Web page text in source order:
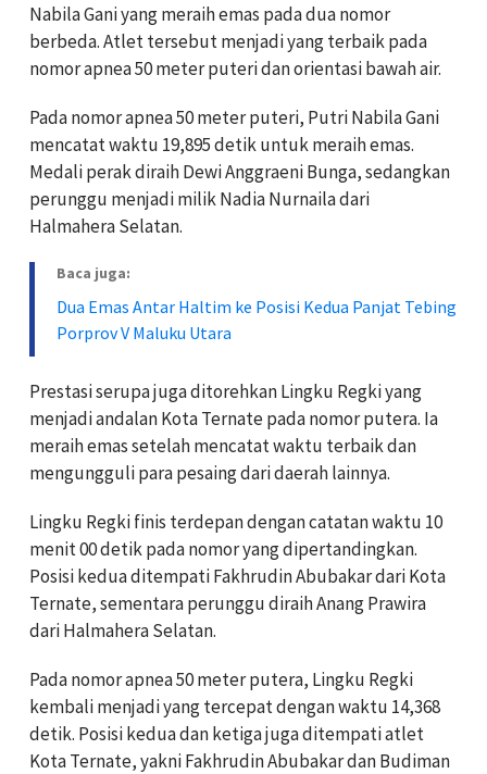
Nabila Gani yang meraih emas pada dua nomor
berbeda. Atlet tersebut menjadi yang terbaik pada
nomor apnea 50 meter puteri dan orientasi bawah air.
Pada nomor apnea 50 meter puteri, Putri Nabila Gani
mencatat waktu 19,895 detik untuk meraih emas.
Medali perak diraih Dewi Anggraeni Bunga, sedangkan
perunggu menjadi milik Nadia Nurnaila dari
Halmahera Selatan.
Baca juga:
Dua Emas Antar Haltim ke Posisi Kedua Panjat Tebing
Porprov V Maluku Utara
Prestasi serupa juga ditorehkan Lingku Regki yang
menjadi andalan Kota Ternate pada nomor putera. Ia
meraih emas setelah mencatat waktu terbaik dan
mengungguli para pesaing dari daerah lainnya.
Lingku Regki finis terdepan dengan catatan waktu 10
menit 00 detik pada nomor yang dipertandingkan.
Posisi kedua ditempati Fakhrudin Abubakar dari Kota
Ternate, sementara perunggu diraih Anang Prawira
dari Halmahera Selatan.
Pada nomor apnea 50 meter putera, Lingku Regki
kembali menjadi yang tercepat dengan waktu 14,368
detik. Posisi kedua dan ketiga juga ditempati atlet
Kota Ternate, yakni Fakhrudin Abubakar dan Budiman